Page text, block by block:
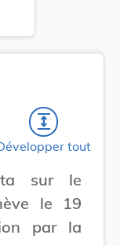
expand
tout
sur le
le 19
par la